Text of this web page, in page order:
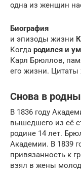
одна из женщин
Биография
и эпизоды жизни
Когда родился и
Карл Брюллов,
его жизни. Цитаты
Снова в
В 1836 году
вышедшего из её
родине 14 лет.
Академии. В 1839
привязанность к
взял в жены